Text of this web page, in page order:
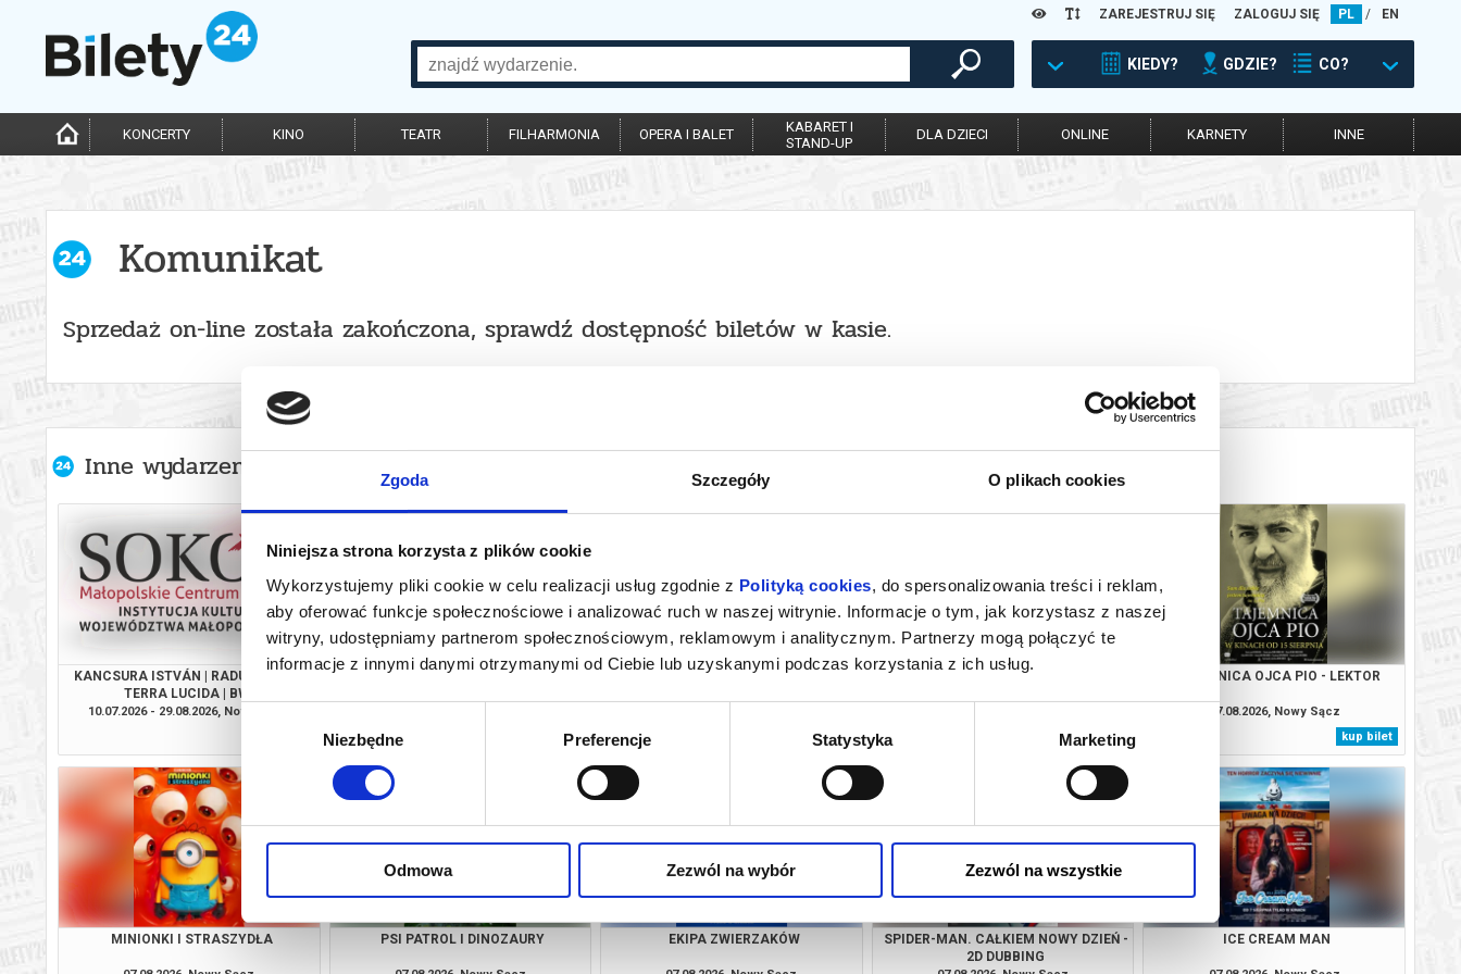
Zgoda Szczegóły O plikach cookies
Niniejsza strona korzysta z plików cookie
Wykorzystujemy pliki cookie w celu realizacji usług zgodnie z Polityką cookies, do spersonalizowania treści i reklam,
aby oferować funkcje społecznościowe i analizować ruch w naszej witrynie. Informacje o tym, jak korzystasz z naszej
witryny, udostępniamy partnerom społecznościowym, reklamowym i analitycznym. Partnerzy mogą połączyć te
informacje z innymi danymi otrzymanymi od Ciebie lub uzyskanymi podczas korzystania z ich usług.
Wybór
Niezbędne Preferencje Statystyka Marketing
Odmowa Zezwól na wybór Zezwól na wszystkie
ZAREJESTRUJ SIĘ ZALOGUJ SIĘ PL / EN
KIEDY? GDZIE? CO?
KONCERTY KINO TEATR FILHARMONIA OPERA I BALET
KABARET I
STAND-UP
DLA DZIECI ONLINE KARNETY INNE
Komunikat
Sprzedaż on-line została zakończona, sprawdź dostępność biletów w kasie.
Inne wydarzenia organizatora
KANCSURA ISTVÁN | RADU ŞERBAN |
TERRA LUCIDA | BWA
10.07.2026 - 29.08.2026, Nowy Sącz
SPIDER-MAN. CAŁKIEM NOWY DZIEŃ -
kup bilet
VAIANA - DUBBING
kup bilet
PUCIO - DUBBING
kup bilet
TAJEMNICA OJCA PIO - LEKTOR
07.08.2026, Nowy Sącz
kup bilet
MINIONKI I STRASZYDŁA PSI PATROL I DINOZAURY EKIPA ZWIERZAKÓW
SPIDER-MAN. CAŁKIEM NOWY DZIEŃ -
2D DUBBING
ICE CREAM MAN